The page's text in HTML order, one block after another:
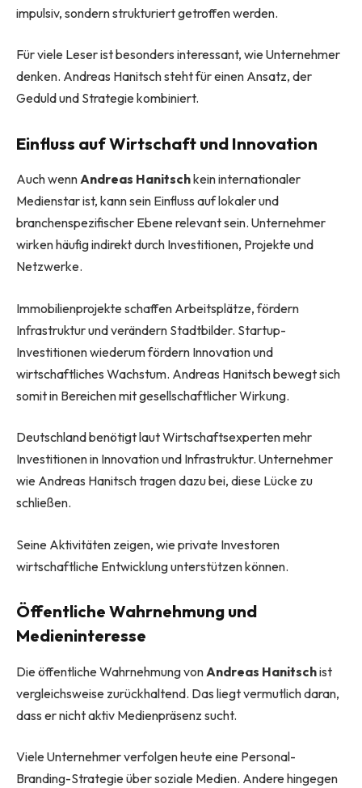
impulsiv, sondern strukturiert getroffen werden.
Für viele Leser ist besonders interessant, wie Unternehmer
denken. Andreas Hanitsch steht für einen Ansatz, der
Geduld und Strategie kombiniert.
Einfluss auf Wirtschaft und Innovation
Auch wennAndreas Hanitschkein internationaler
Medienstar ist, kann sein Einfluss auf lokaler und
branchenspezifischer Ebene relevant sein. Unternehmer
wirken häufig indirekt durch Investitionen, Projekte und
Netzwerke.
Immobilienprojekte schaffen Arbeitsplätze, fördern
Infrastruktur und verändern Stadtbilder. Startup-
Investitionen wiederum fördern Innovation und
wirtschaftliches Wachstum. Andreas Hanitsch bewegt sich
somit in Bereichen mit gesellschaftlicher Wirkung.
Deutschland benötigt laut Wirtschaftsexperten mehr
Investitionen in Innovation und Infrastruktur. Unternehmer
wie Andreas Hanitsch tragen dazu bei, diese Lücke zu
schließen.
Seine Aktivitäten zeigen, wie private Investoren
wirtschaftliche Entwicklung unterstützen können.
Öffentliche Wahrnehmung und
Medieninteresse
Die öffentliche Wahrnehmung von Andreas Hanitschist
vergleichsweise zurückhaltend. Das liegt vermutlich daran,
dass er nicht aktiv Medienpräsenz sucht.
Viele Unternehmer verfolgen heute eine Personal-
Branding-Strategie über soziale Medien. Andere hingegen